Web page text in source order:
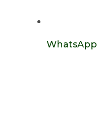
WhatsApp